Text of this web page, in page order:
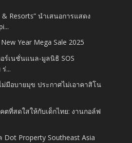
& Resorts” นำเสนอการแสดง
Year Mega Sale 2025
ร์เนชั่นแนล-มูลนิธิ SOS
...
ม่มีอบายมุข ประกาศไม่เอาคาสิโน
ตที่สดใสให้กับเด็กไทย: งานกอล์ฟ
Dot Property Southeast Asia